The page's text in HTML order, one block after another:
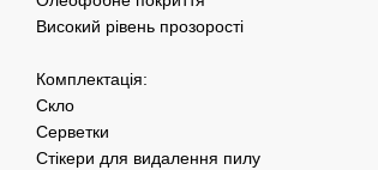
Високий рівень прозорості
Комплектація:
Скло
Серветки
Стікери для видалення пилу